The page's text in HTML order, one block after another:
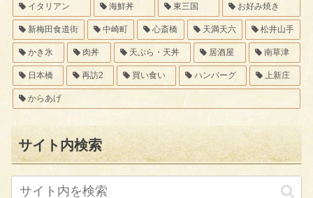
イタリアン 海鮮丼 東三国 お好み焼き
新梅田食道街 中崎町 心斎橋 天満天六 松井山手
かき氷 肉丼 天ぷら・天丼 居酒屋 南草津
日本橋 再訪2 買い食い ハンバーグ 上新庄
からあげ
サイト内検索